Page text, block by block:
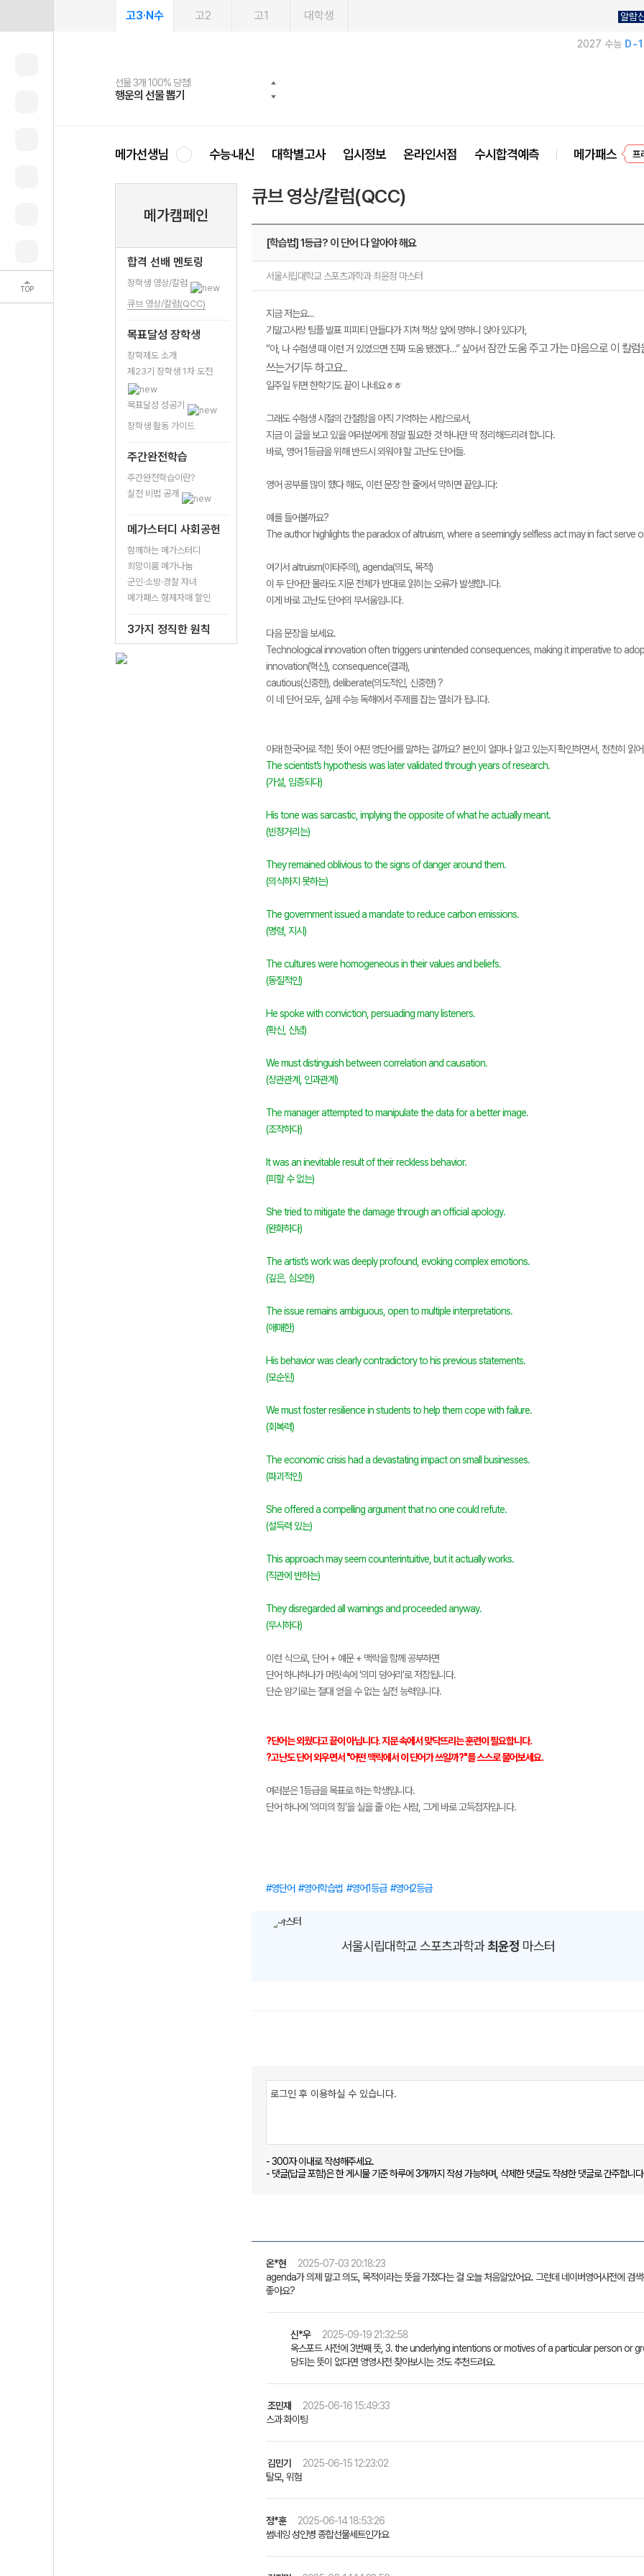
TOP
고3·N수 고2 고1 대학생 알람
2027 수능 D-
메가스터디
선물 3개 100% 당첨!
행운의 선물 뽑기
선물 100% 증정!
메가스터디 X 올리브
여름방학 스터디 캐시백
메가런 썸머스쿨
2027 러셀 단과
강사 공개선발
스마트러닝앱
설문 EVENT
메가패스
3일 무료 체험권
메가패스 수강생 무료혜택!
메가클럽 멤버십
사회공헌 캠페인
희망이룸 메가나눔
메가선생님 수능·내신 대학별고사 입시정보 온라인서점 수시합격예측 메가패스
메가캠페인
합격 선배 멘토링
장학생 영상/칼럼
큐브 영상/칼럼(QCC)
목표달성 장학생
장학제도 소개
제23기 장학생 1차 도전
목표달성 성공기
장학생 활동 가이드
주간완전학습
주간완전학습이란?
실천 비법 공개
메가스터디 사회공헌
함께하는 메가스터디
희망이룸 메가나눔
군인·소방·경찰 자녀
메가패스 형제자매 할인
3가지 정직한 원칙
큐브 영상/칼럼(QCC)
[학습법] 1등급? 이 단어 다 알아야 해요
서울시립대학교 스포츠과학과 최윤정 마스터
지금 저는요...
기말고사랑 팀플 발표 피피티 만들다가 지쳐 책상 앞에 멍하니 앉아 있다가,
“아, 나 수험생 때 이런 거 있었으면 진짜 도움 됐겠다…” 싶어서 잠깐 도움 주고 가는 마음으로 이 칼
쓰는거기두 하고요..
일주일 뒤면 한학기도 끝이 나네요ㅎㅎ
그래도 수험생 시절의 간절함을 아직 기억하는 사람으로서,
지금 이 글을 보고 있을 여러분에게 정말 필요한 것 하나만 딱 정리해드리려 합니다.
바로, 영어 1등급을 위해 반드시 외워야 할 고난도 단어들.
영어 공부를 많이 했다 해도, 이런 문장 한 줄에서 막히면 끝입니다:
예를 들어볼까요?
The author highlights the paradox of altruism, where a seemingly selfless act may in fact serve
여기서 altruism(이타주의), agenda(의도, 목적)
이 두 단어만 몰라도 지문 전체가 반대로 읽히는 오류가 발생합니다.
이게 바로 고난도 단어의 무서움입니다.
다음 문장을 보세요.
Technological innovation often triggers unintended consequences, making it imperative to
innovation(혁신), consequence(결과),
cautious(신중한), deliberate(의도적인, 신중한) ?
이 네 단어 모두, 실제 수능 독해에서 주제를 잡는 열쇠가 됩니다.
아래 한국어로 적힌 뜻이 어떤 영단어를 말하는 걸까요? 본인이 얼마나 알고 있는지 확인하면서, 천천히 읽
The scientist’s hypothesis was later validated through years of research.
(가설, 입증되다)
His tone was sarcastic, implying the opposite of what he actually meant.
(빈정거리는)
They remained oblivious to the signs of danger around them.
(의식하지 못하는)
The government issued a mandate to reduce carbon emissions.
(명령, 지시)
The cultures were homogeneous in their values and beliefs.
(동질적인)
He spoke with conviction, persuading many listeners.
(확신, 신념)
We must distinguish between correlation and causation.
(상관관계, 인과관계)
The manager attempted to manipulate the data for a better image.
(조작하다)
It was an inevitable result of their reckless behavior.
(피할 수 없는)
She tried to mitigate the damage through an official apology.
(완화하다)
The artist’s work was deeply profound, evoking complex emotions.
(깊은, 심오한)
The issue remains ambiguous, open to multiple interpretations.
(애매한)
His behavior was clearly contradictory to his previous statements.
(모순된)
We must foster resilience in students to help them cope with failure.
(회복력)
The economic crisis had a devastating impact on small businesses.
(파괴적인)
She offered a compelling argument that no one could refute.
(설득력 있는)
This approach may seem counterintuitive, but it actually works.
(직관에 반하는)
They disregarded all warnings and proceeded anyway.
(무시하다)
이런 식으로, 단어 + 예문 + 맥락을 함께 공부하면
단어 하나하나가 머릿속에 ‘의미 덩어리’로 저장됩니다.
단순 암기로는 절대 얻을 수 없는 실전 능력입니다.
?단어는 외웠다고 끝이 아닙니다. 지문 속에서 맞닥뜨리는 훈련이 필요합니다.
?고난도 단어 외우면서 "어떤 맥락에서 이 단어가 쓰일까?"를 스스로 물어보세요.
여러분은 1등급을 목표로 하는 학생입니다.
단어 하나에 ‘의미의 힘’을 실을 줄 아는 사람, 그게 바로 고득점자입니다.
영단어 영어학습법 영어1등급 영어2등급
서울시립대학교 스포츠과학과최윤정 마스터
- 300자 이내로 작성해주세요.
- 댓글(답글 포함)은 한 게시물 기준 하루에 3개까지 작성 가능하며, 삭제한 댓글도 작성한 댓글로 간주합니
온*현
2025-07-03 20:18:23
agenda가 의제 말고 의도, 목적이라는 뜻을 가졌다는 걸 오늘 처음알았어요. 그런데 네이버영어사전에 검
좋아요?
신*우
2025-09-19 21:32:58
옥스포드 사전에 3번째 뜻, 3. the underlying intentions or motives of a particular person or
당되는 뜻이 없다면 영영사전 찾아보시는 것도 추천드려요.
조민재
2025-06-16 15:49:33
스과 화이팅
김민기
2025-06-15 12:23:02
탈모, 위험
정*훈
2025-06-14 18:53:26
썸네잉 성인병 종합선물세트인가요